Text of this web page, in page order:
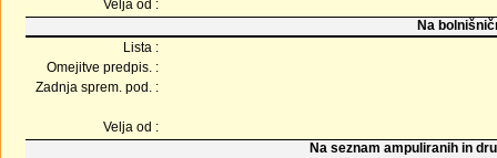
Velja od :
Na
Lista :
Omejitve predpis. :
Zadnja sprem. pod. :
Velja od :
Na seznam ampuliranih in